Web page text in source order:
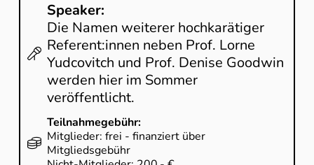
Speaker:
Die Namen weiterer hochkarätiger
Referent:innen neben Prof. Lorne
Yudcovitch und Prof. Denise Goodwin
werden hier im Sommer
veröffentlicht.
Teilnahmegebühr:
Mitglieder: frei - finanziert über
Mitgliedsgebühr